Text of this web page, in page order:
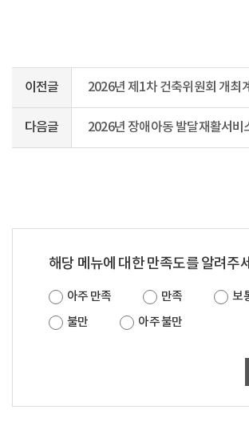
이전글 2026년 제1차 건축위원회 개최
다음글
해당 메뉴에 대한 만족도를 알려주
아주 만족 만족
보
불만
아주 불만